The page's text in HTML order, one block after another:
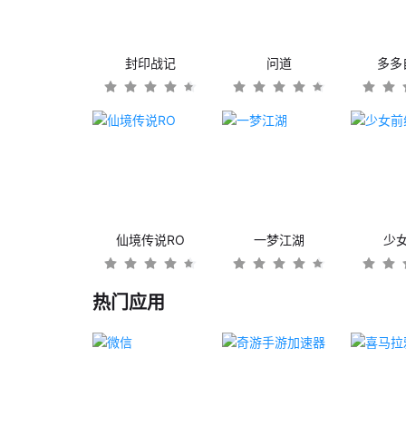
封印战记 问道 多多
仙境传说RO 一梦江湖 少
热门应用